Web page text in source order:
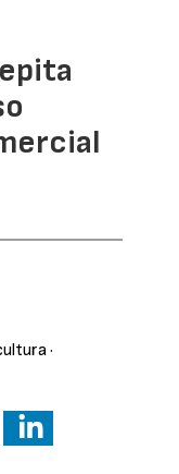
·